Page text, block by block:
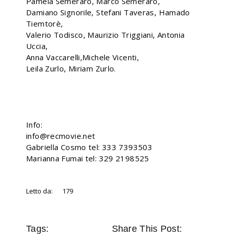
Damiano Signorile, Stefani Taveras, Hamado
Tiemtorè,
Valerio Todisco, Maurizio Triggiani, Antonia
Uccia,
Anna Vaccarelli,Michele Vicenti,
Leila Zurlo, Miriam Zurlo.
Info:
info@recmovie.net
Gabriella Cosmo tel: 333 7393503
Marianna Fumai tel: 329 2198525
Letto da: 179
Tags: Share This Post: